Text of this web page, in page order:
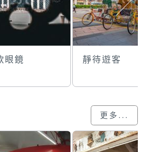
眼鏡 靜待遊客
更多...